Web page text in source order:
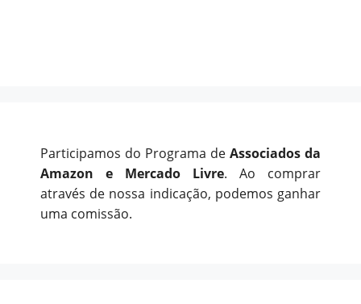
Participamos do Programa de Associados da
Amazon e Mercado Livre. Ao comprar
através de nossa indicação, podemos ganhar
uma comissão.